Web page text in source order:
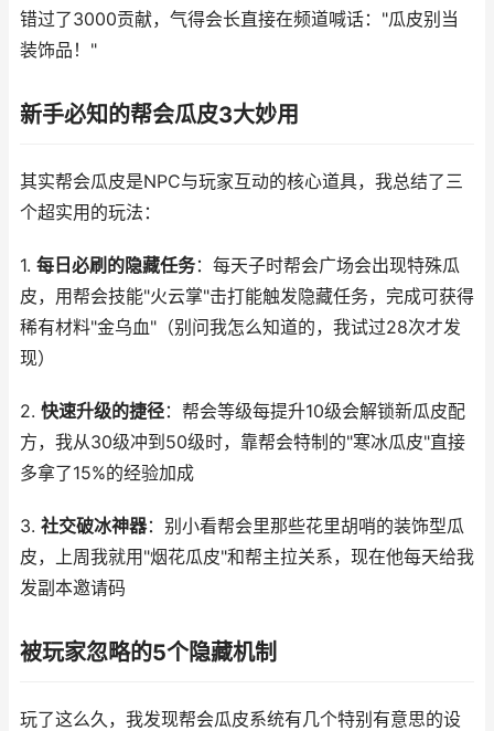
错过了3000贡献，气得会长直接在频道喊话："瓜皮别当
装饰品！"
新手必知的帮会瓜皮3大妙用
其实帮会瓜皮是NPC与玩家互动的核心道具，我总结了三
个超实用的玩法：
1. 每日必刷的隐藏任务：每天子时帮会广场会出现特殊瓜
皮，用帮会技能"火云掌"击打能触发隐藏任务，完成可获得
稀有材料"金乌血"（别问我怎么知道的，我试过28次才发
现）
2. 快速升级的捷径：帮会等级每提升10级会解锁新瓜皮配
方，我从30级冲到50级时，靠帮会特制的"寒冰瓜皮"直接
多拿了15%的经验加成
3. 社交破冰神器：别小看帮会里那些花里胡哨的装饰型瓜
皮，上周我就用"烟花瓜皮"和帮主拉关系，现在他每天给我
发副本邀请码
被玩家忽略的5个隐藏机制
玩了这么久，我发现帮会瓜皮系统有几个特别有意思的设